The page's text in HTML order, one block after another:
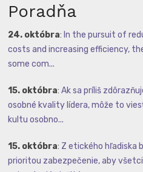
Poradňa
24. októbra: In the pursuit of
costs and increasing efficiency,
some com...
15. októbra: Ak sa príliš
osobné kvality lídera, môže to
kultu osobno...
15. októbra: Z etického hľadiska
prioritou zabezpečenie, aby